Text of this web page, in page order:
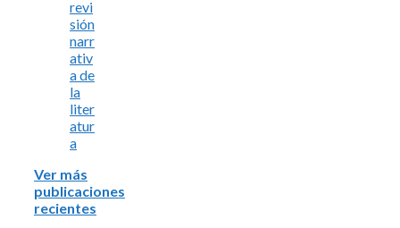
revi
sión
narr
ativ
a de
la
liter
atur
a
Ver más
publicaciones
recientes